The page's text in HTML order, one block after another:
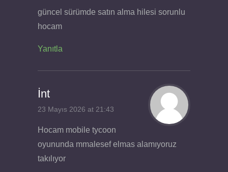
güncel sürümde satın alma hilesi sorunlu
hocam
Yanıtla
İnt
23 Mayıs 2026 at 21:43
Hocam mobile tycoon
oyununda mmalesef elmas alamıyoruz
takılıyor